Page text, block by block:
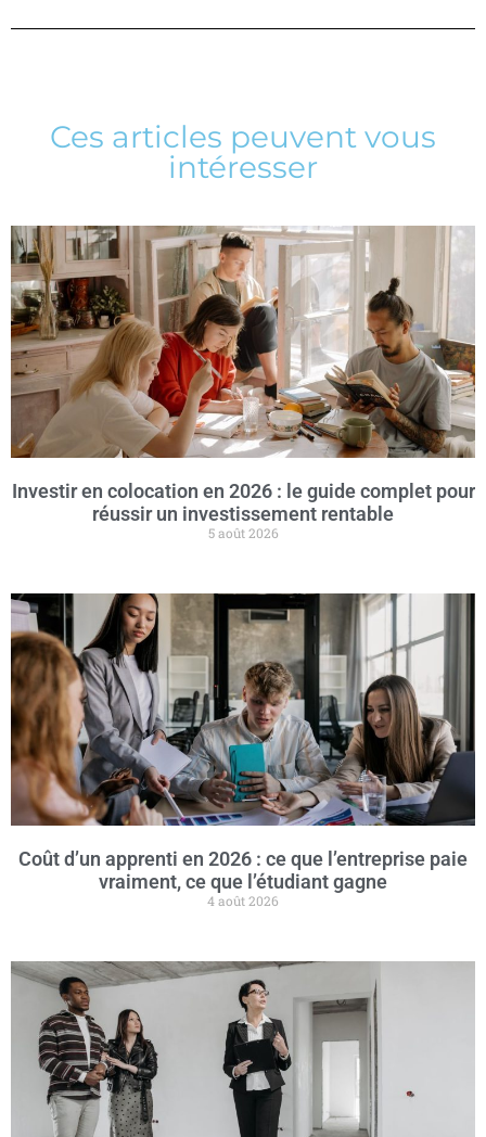
Ces articles peuvent vous
intéresser
Investir en colocation en 2026 : le guide complet pour
réussir un investissement rentable
5 août 2026
Coût d’un apprenti en 2026 : ce que l’entreprise paie
vraiment, ce que l’étudiant gagne
4 août 2026